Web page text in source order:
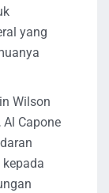
yang
Wilson
Capone